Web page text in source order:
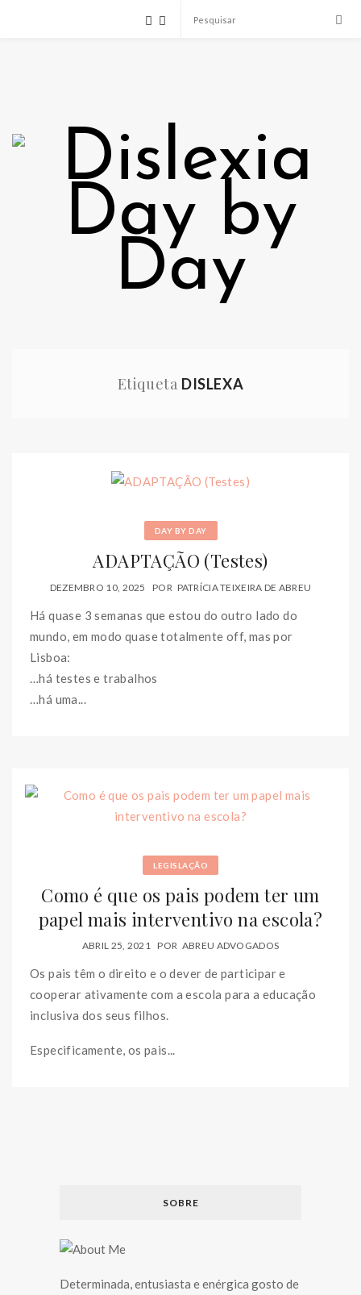
Etiqueta DISLEXA
DAY BY DAY
ADAPTAÇÃO (Testes)
DEZEMBRO 10, 2025 POR PATRÍCIA TEIXEIRA DE ABREU
Há quase 3 semanas que estou do outro lado do
mundo, em modo quase totalmente off, mas por
Lisboa:
…há testes e trabalhos
…há uma...
LEGISLAÇÃO
Como é que os pais podem ter um
papel mais interventivo na escola?
ABRIL 25, 2021 POR ABREU ADVOGADOS
Os pais têm o direito e o dever de participar e
cooperar ativamente com a escola para a educação
inclusiva dos seus filhos.
Especificamente, os pais...
SOBRE
Determinada, entusiasta e enérgica gosto de